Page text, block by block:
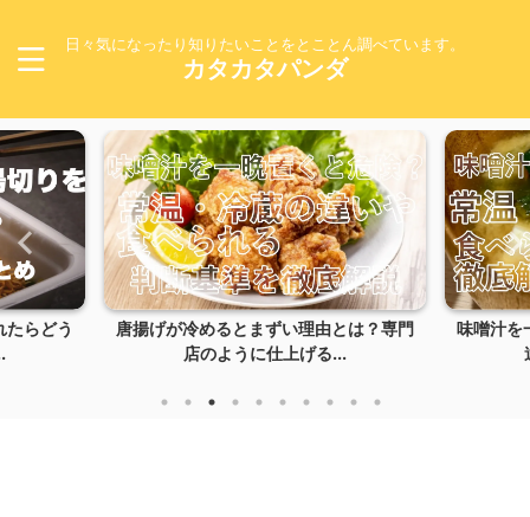
日々気になったり知りたいことをとことん調べています。
カタカタパンダ
らどう
唐揚げが冷めるとまずい理由とは？専門
店のように仕上げる...
味噌汁を